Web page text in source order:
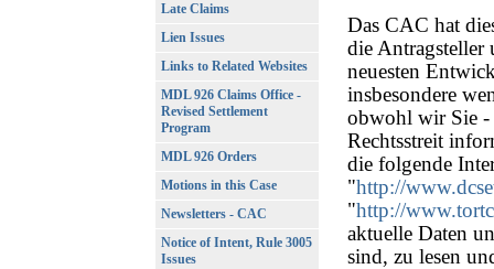
Late Claims
Lien Issues
Links to Related Websites
MDL 926 Claims Office -
Revised Settlement
Program
MDL 926 Orders
Motions in this Case
Newsletters - CAC
Notice of Intent, Rule 3005
Issues
Das CAC hat
die
neuesten
insbesondere
obwohl wir Sie
Rechtsstreit
die folgende
"http://
"http://
aktuelle Daten
sind, zu lesen